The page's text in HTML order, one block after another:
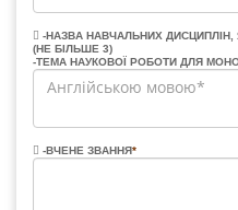
-НАЗВА НАВЧАЛЬНИХ
(НЕ БІЛЬШЕ 3)
-ТЕМА НАУКОВОЇ РОБОТИ ДЛЯ
-ВЧЕНЕ ЗВАННЯ*